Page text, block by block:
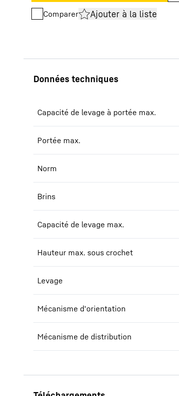
Comparer Ajouter à la liste
Capacité de levage à portée max.
Portée max.
Norm
Brins
Capacité de levage max.
Hauteur max. sous crochet
Levage
Mécanisme d'orientation
Mécanisme de distribution